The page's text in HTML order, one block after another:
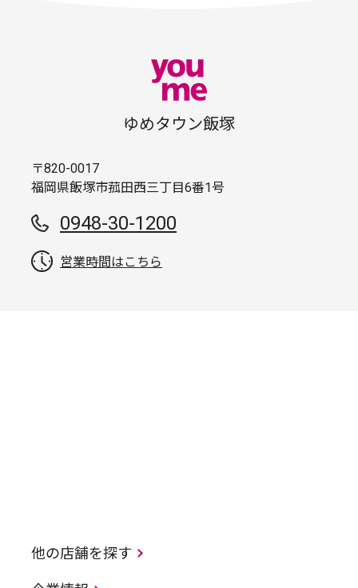
ゆめタウン飯塚
〒820-0017
福岡県飯塚市菰田西三丁目6番1号
0948-30-1200
営業時間はこちら
他の店舗を探す